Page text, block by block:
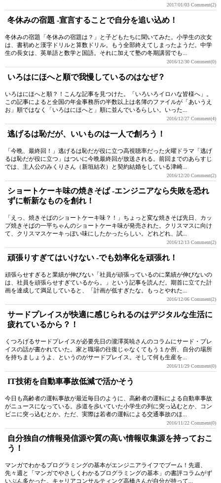
2017/01/03 Comment(2)
冬休みの宿題 -宣言することで自分を追い込め！
冬休みの宿題「冬休みの宿題は？」と子どもたちに聞いてみた。小学生の次女
は、書初めと漢字ドリルと算数ドリル。もう全部終えてしまったようだ。中学
生の長女は、英単語と数学と国語。それに加えて塾の冬期講習でも...
2016/12/30 Comment(0)
いろはにほへと順で我慢しているのはなぜ？
いろはにほへと順？！こんな記事を見つけた。「いろいろイロハな皆様へ」。
この記事によると全国の年金事務所の半数以上は名簿のファイルが「あいうえ
お」順ではなく「いろはにほへと」順に並んでいるらしい。いった...
2016/12/27 Comment(4)
逃げるは恥だが、いいものは一人で創ろう！
「今晩、最終回！」逃げるは恥だが役に立つ高視聴率だった火曜ドラマ「逃げ
るは恥だが役に立つ」はついに今晩最終回が放送される。前回までのあらすじ
では、主人公のみくりさん（新垣結衣）と契約結婚をしている津崎...
2016/12/20 Comment(2)
ショートケーキ味の焼きそば -エンジニアなら失敗を恐れ
ずに斬新なものを創れ！
「えっ、焼きそばのショートケーキ味？！」ちょっと変な焼きそば先日、カッ
プ焼きそばの一平ちゃんのショートケーキ味が発売された。クリスマスに向け
て、クリスマスケーキっぽい味にしたかったらしい。どれどれ、試...
2016/12/13 Comment(2)
頑張りすぎてはいけない -でも効率化を頑張れ！
頑張らせすぎると業績が伸びない「社員が頑張っているのに業績が伸びないの
は、社員を頑張らせすぎているから。」という記事を読んだ。期首に立てた計
画を達成して満足していると、「計画が低すぎたな。もっとやれた...
2016/12/06 Comment(2)
サードプレイスが快適に感じられるのはデジタルな生活に
疲れているから？！
くつろげるサードプレイスが必要先日の瀧澤英暁さんのコラムにサード・プレ
イスの話が書かれていた。家と職場の往復じゃなくてもう１か所、自分の場所
を持ちましょうよ、というのがサードプレイス。そして何も生産を...
2016/11/29 Comment(0)
IT技術を自動車事故低減で活かそう
今日も高齢者の運転事故が最近毎日のように、高齢者の運転による自動車事故
がニュースになっている。歩道を歩いていた小学生の列に突っ込むとか、コン
ビニに突っ込むとか。ただ、実際は若者の運転による交通事故のほ...
2016/11/22 Comment(0)
自分独自の情報発信源や質の高い情報収集源を持っておこ
う！
マンガでわかるプログラミングの基本がエンジニアライフでブーム！先週、
先々週と「マンガでやさしくわかるプログラミングの基本」の書評コラムがず
いぶん多かった。キャリアコンサルティング高橋さんが自分が持って...